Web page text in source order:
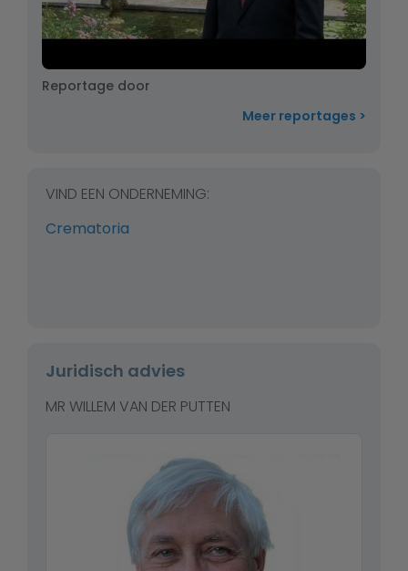
Reportage door
Meer reportages
VIND EEN ONDERNEMING:
Crematoria
Juridisch advies
MR WILLEM VAN DER PUTTEN